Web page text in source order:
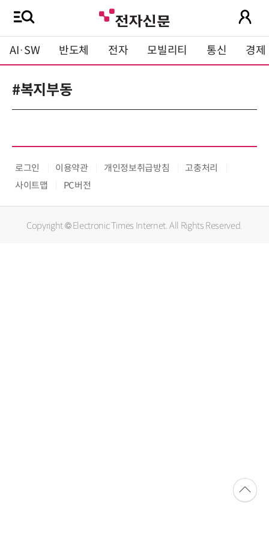
AI·SW 반도체 전자 모빌리티 통신 경제
#복지부동
로그인 이용약관 개인정보취급방침
고충처리
사이트맵
PC버전
Copyright © Electronic Times Internet. All Rights Reserved.